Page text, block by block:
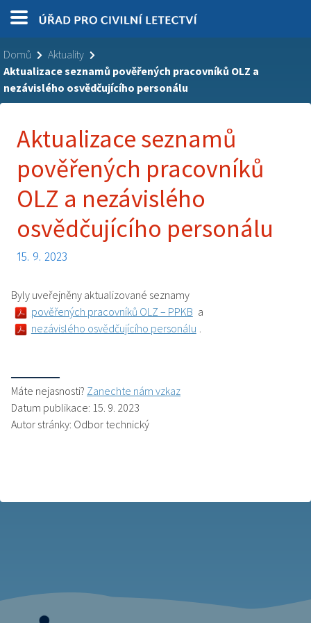
Domů
Aktuality
Aktualizace seznamů pověřených pracovníků OLZ a
nezávislého osvědčujícího personálu
Aktualizace seznamů
pověřených pracovníků
OLZ a nezávislého
osvědčujícího personálu
15. 9. 2023
Byly uveřejněny aktualizované seznamy
pověřených pracovníků OLZ – PPKB a
nezávislého osvědčujícího personálu .
Máte nejasnosti? Zanechte nám vzkaz
Datum publikace: 15. 9. 2023
Autor stránky: Odbor technický